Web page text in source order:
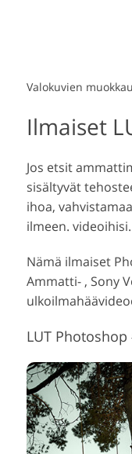
Lightroomin
Parhaan
esiasetukset
Valokuvien
Ilmaiset
Jos etsit
sisältyvät
ihoa,
ilmeen. videoihisi.
Nämä ilmaiset
Ammatti- , Sony
LUT